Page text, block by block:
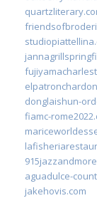
donglaishun-
fiamc-
aguadulce-
jakehovis.com